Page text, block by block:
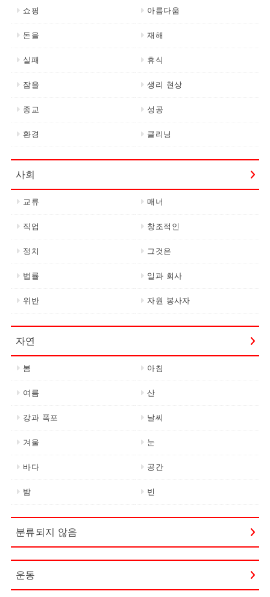
쇼핑 아름다움
돈을 재해
실패 휴식
잠을 생리 현상
종교 성공
환경 클리닝
사회
교류 매너
직업 창조적인
정치 그것은
법률 일과 회사
위반 자원 봉사자
자연
봄 아침
여름 산
강과 폭포 날씨
겨울 눈
바다 공간
밤 빈
분류되지 않음
운동